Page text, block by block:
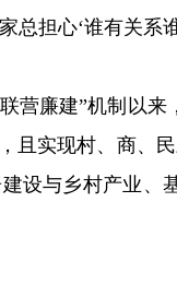
总担心‘谁有关系
营廉建”机制以来
且实现村、商、
设与乡村产业、